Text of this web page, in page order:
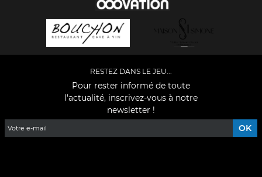
RESTEZ DANS LE JEU...
Pour rester informé de toute
l'actualité, inscrivez-vous à notre
newsletter !